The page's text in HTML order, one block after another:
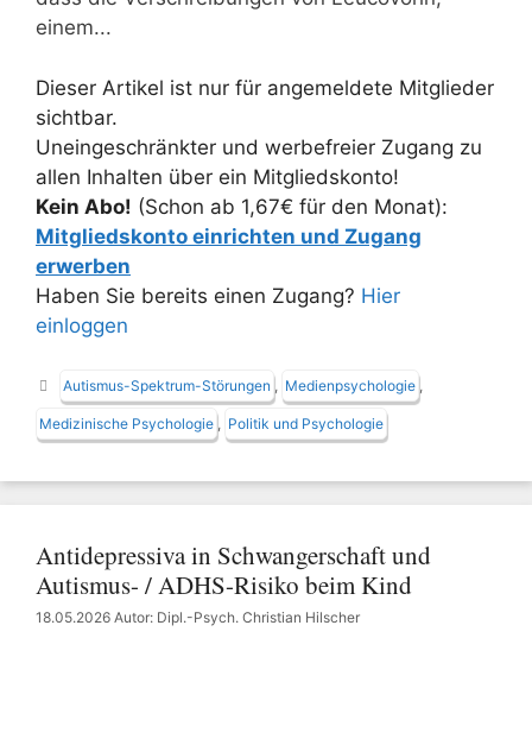
einem...
Dieser Artikel ist nur für angemeldete Mitglieder
sichtbar.
Uneingeschränkter und werbefreier Zugang zu
allen Inhalten über ein Mitgliedskonto!
Kein Abo! (Schon ab 1,67€ für den Monat):
Mitgliedskonto einrichten und Zugang
erwerben
Haben Sie bereits einen Zugang? Hier
einloggen
Schlagwörter
Autismus-Spektrum-Störungen Medienpsychologie
Medizinische Psychologie Politik und Psychologie
Antidepressiva in Schwangerschaft und
Autismus- / ADHS-Risiko beim Kind
18.05.2026 Autor: Dipl.-Psych. Christian Hilscher